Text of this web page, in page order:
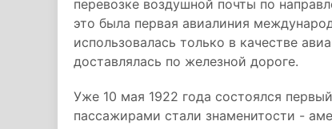
перевозке воздушной почты по
это была первая авиалиния
использовалась только в качестве
доставлялась по железной дороге.
Уже 10 мая 1922 года состоялся
пассажирами стали знаменитости -